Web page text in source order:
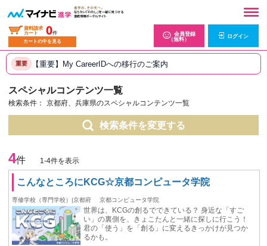
資料請求
カート
0件
カートの中を見る
会員登録
（無料）
ログイン
重要 【重要】My CareerIDへの移行のご案内
スペシャルコンテンツ一覧
検索条件： 京都府、兵庫県のスペシャルコンテンツ一覧
検索条件を変更する
4件 1-4件を表示
こんなところにKCG☆京都コンピュータ学院
専修学校（専門学校）|京都府 京都コンピュータ学院
世界は、KCGの創るでできている？ 身近な「すご
い」の裏側を、きょこたんと一緒に探しに行こう！
君の「使う」を「創る」に変えるきっかけが見つか
るかも。